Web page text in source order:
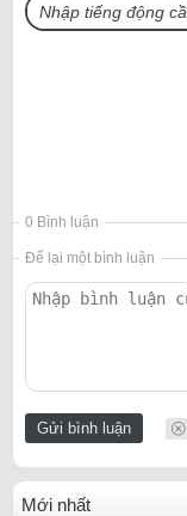
0 Bình luận
Để lại một bình luận
Mới nhất